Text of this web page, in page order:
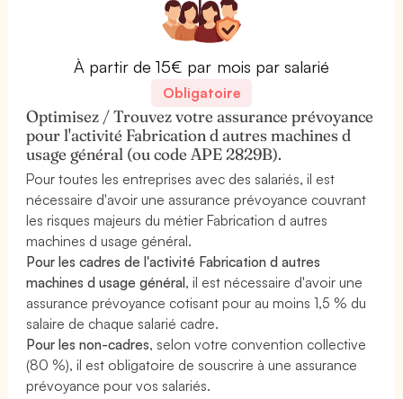
À partir de 15€ par mois par salarié
Obligatoire
Optimisez / Trouvez votre assurance prévoyance
pour l'activité Fabrication d autres machines d
usage général (ou code APE 2829B).
Pour toutes les entreprises avec des salariés, il est
nécessaire d'avoir une assurance prévoyance couvrant
les risques majeurs du métier Fabrication d autres
machines d usage général.
Pour les cadres de l'activité Fabrication d autres
machines d usage général, il est nécessaire d'avoir une
assurance prévoyance cotisant pour au moins 1,5 % du
salaire de chaque salarié cadre.
Pour les non-cadres, selon votre convention collective
(80 %), il est obligatoire de souscrire à une assurance
prévoyance pour vos salariés.